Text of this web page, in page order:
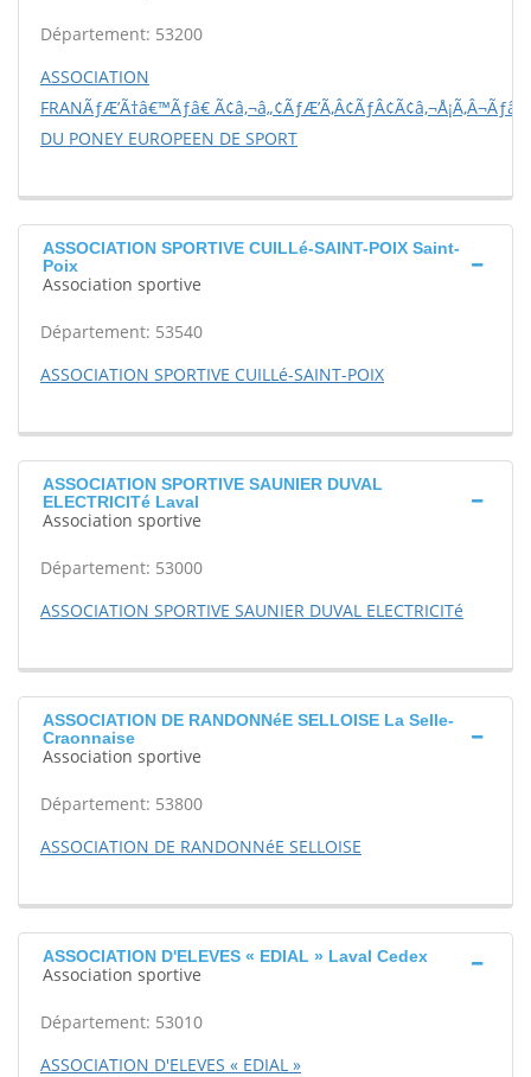
Département: 53200
ASSOCIATION
FRANÃƒÆ’Ã†â€™Ãƒâ€
DU PONEY EUROPEEN DE SPORT
ASSOCIATION SPORTIVE CUILLé-SAINT-POIX Saint-
Poix
Association sportive
Département: 53540
ASSOCIATION SPORTIVE CUILLé-SAINT-POIX
ASSOCIATION SPORTIVE SAUNIER DUVAL
ELECTRICITé Laval
Association sportive
Département: 53000
ASSOCIATION SPORTIVE SAUNIER DUVAL ELECTRICITé
ASSOCIATION DE RANDONNéE SELLOISE La Selle-
Craonnaise
Association sportive
Département: 53800
ASSOCIATION DE RANDONNéE SELLOISE
ASSOCIATION D'ELEVES « EDIAL » Laval Cedex
Association sportive
Département: 53010
ASSOCIATION D'ELEVES « EDIAL »